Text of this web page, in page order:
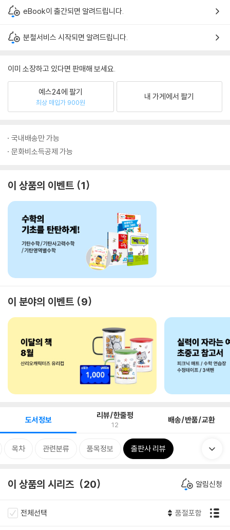
eBook이 출간되면 알려드립니다.
분철서비스 시작되면 알려드립니다.
이미 소장하고 있다면 판매해 보세요.
예스24에 팔기
최상 매입가 900원
내 가게에서 팔기
국내배송만 가능
문화비소득공제 가능
이 상품의 이벤트 1
이 분야의 이벤트 9
도서정보 리뷰/한줄평
12 배송/반품/교환
목차 관련분류 품목정보 출판사 리뷰
이 상품의 시리즈 20 알림신청
전체선택 품절포함